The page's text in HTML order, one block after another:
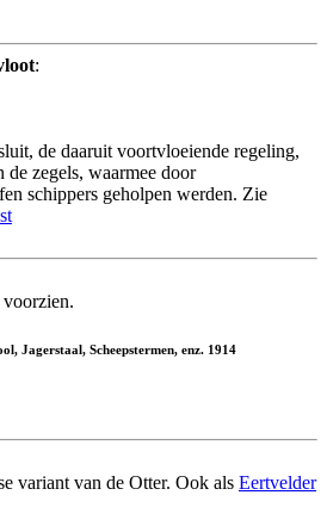
:
de daaruit voortvloeiende regeling,
de zegels, waarmee door
schippers geholpen werden. Zie
voorzien.
Jagerstaal, Scheepstermen, enz. 1914
variant van de Otter. Ook als Eertvelder